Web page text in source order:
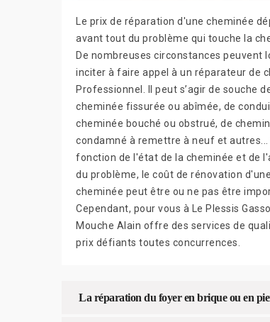
Le prix de réparation d'une cheminée
avant tout du problème qui touche la
De nombreuses circonstances peuvent
inciter à faire appel à un réparateur de
Professionnel. Il peut s’agir de souche
cheminée fissurée ou abîmée, de
cheminée bouché ou obstrué, de
condamné à remettre à neuf et autres...
fonction de l'état de la cheminée et de
du problème, le coût de rénovation d'une
cheminée peut être ou ne pas être
Cependant, pour vous à Le Plessis
Mouche Alain offre des services de
prix défiants toutes concurrences.
La réparation du foyer en brique ou en